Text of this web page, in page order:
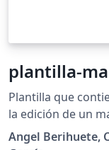
plantilla-
Plantilla que
la edición de un
Angel Berihuete,